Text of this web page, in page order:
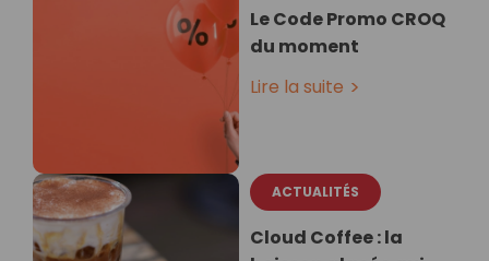
Le Code Promo CROQ
du moment
Lire la suite
ACTUALITÉS
Cloud Coffee : la